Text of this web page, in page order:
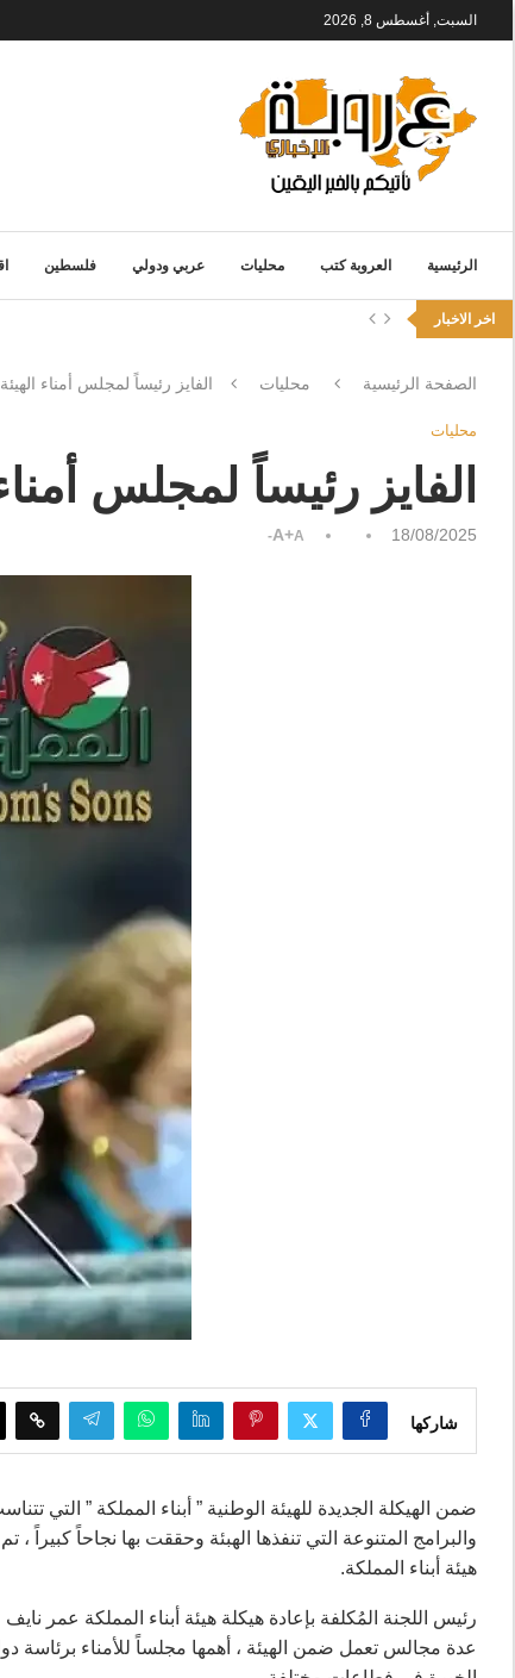
السبت, أغسطس 8, 2026
الرئيسية العروبة كتب محليات عربي ودولي فلسطين
اخر الاخبار
الصفحة الرئيسية محليات الفايز رئيساً لمجلس أمناء الهيئة
محليات
الفايز رئيساً لمجلس
18/08/2025
A+A-
شاركها
ضمن الهيكلة الجديدة للهيئة الوطنية ” أبناء المملكة ” التي
والبرامج المتنوعة التي تنفذها الهبئة وحققت بها نجاحاً
هيئة أبناء المملكة.
رئيس اللجنة المُكلفة بإعادة هيكلة هيئة أبناء المملكة عمر
عدة مجالس تعمل ضمن الهيئة ، أهمها مجلساً للأمناء برئاسة